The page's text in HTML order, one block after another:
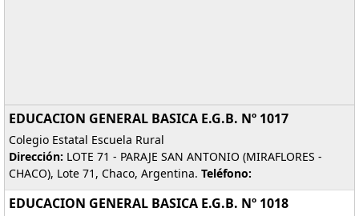
EDUCACION GENERAL BASICA E.G.B. Nº 1017
Colegio Estatal Escuela Rural
Dirección: LOTE 71 - PARAJE SAN ANTONIO (MIRAFLORES -
CHACO), Lote 71, Chaco, Argentina. Teléfono:
EDUCACION GENERAL BASICA E.G.B. Nº 1018